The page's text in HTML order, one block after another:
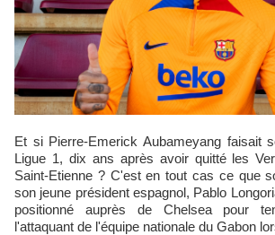
Et si Pierre-Emerick Aubameyang faisait son grand retour en
Ligue 1, dix ans après avoir quitté les
Saint-Etienne ? C'est en tout cas ce que
son jeune président espagnol, Pablo
positionné auprès de Chelsea pour
l'attaquant de l'équipe nationale du Gabon